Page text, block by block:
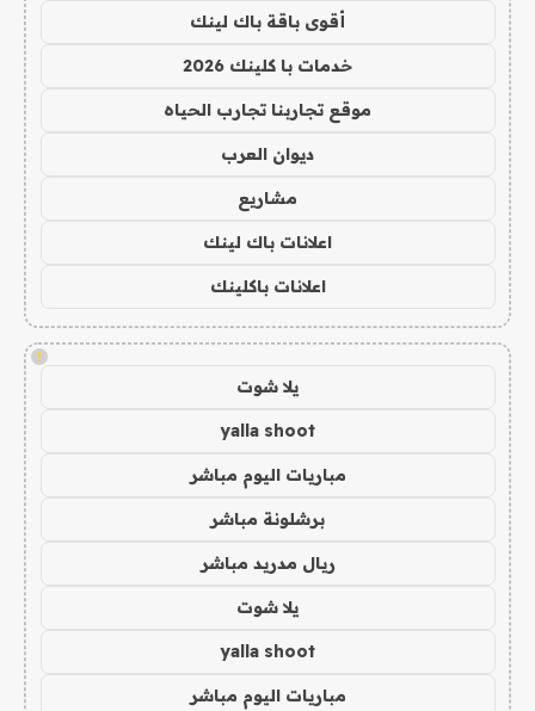
أقوى باقة باك لينك
خدمات با كلينك 2026
موقع تجاربنا تجارب الحياه
ديوان العرب
مشاريع
اعلانات باك لينك
اعلانات باكلينك
!
يلا شوت
yalla shoot
مباريات اليوم مباشر
برشلونة مباشر
ريال مدريد مباشر
يلا شوت
yalla shoot
مباريات اليوم مباشر